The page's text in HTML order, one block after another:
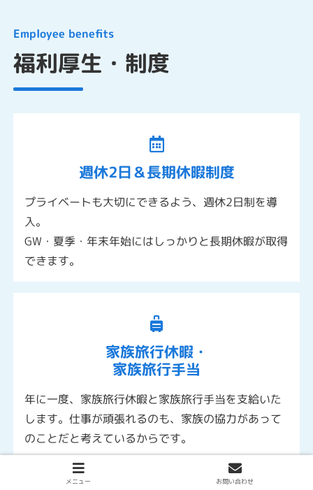
Employee benefits
福利厚生・制度
週休2日＆長期休暇制度
プライベートも大切にできるよう、週休2日制を導
入。
GW・夏季・年末年始にはしっかりと長期休暇が取得
できます。
家族旅行休暇・
家族旅行手当
年に一度、家族旅行休暇と家族旅行手当を支給いた
します。仕事が頑張れるのも、家族の協力があって
のことだと考えているからです。
メニュー お問い合わせ